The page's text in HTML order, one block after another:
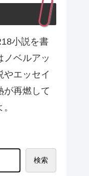
小説を書
ノベルアッ
やエッセイ
が再燃して
検索